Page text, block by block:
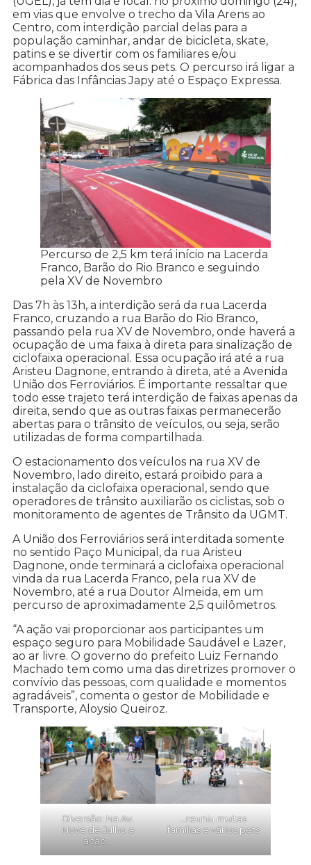
em vias que envolve o trecho da Vila Arens ao
Centro, com interdição parcial delas para a
população caminhar, andar de bicicleta, skate,
patins e se divertir com os familiares e/ou
acompanhados dos seus pets. O percurso irá ligar a
Fábrica das Infâncias Japy até o Espaço Expressa.
Percurso de 2,5 km terá início na Lacerda
Franco, Barão do Rio Branco e seguindo
pela XV de Novembro
Das 7h às 13h, a interdição será da rua Lacerda
Franco, cruzando a rua Barão do Rio Branco,
passando pela rua XV de Novembro, onde haverá a
ocupação de uma faixa à direta para sinalização de
ciclofaixa operacional. Essa ocupação irá até a rua
Aristeu Dagnone, entrando à direta, até a Avenida
União dos Ferroviários. É importante ressaltar que
todo esse trajeto terá interdição de faixas apenas da
direita, sendo que as outras faixas permanecerão
abertas para o trânsito de veículos, ou seja, serão
utilizadas de forma compartilhada.
O estacionamento dos veículos na rua XV de
Novembro, lado direito, estará proibido para a
instalação da ciclofaixa operacional, sendo que
operadores de trânsito auxiliarão os ciclistas, sob o
monitoramento de agentes de Trânsito da UGMT.
A União dos Ferroviários será interditada somente
no sentido Paço Municipal, da rua Aristeu
Dagnone, onde terminará a ciclofaixa operacional
vinda da rua Lacerda Franco, pela rua XV de
Novembro, até a rua Doutor Almeida, em um
percurso de aproximadamente 2,5 quilômetros.
“A ação vai proporcionar aos participantes um
espaço seguro para Mobilidade Saudável e Lazer,
ao ar livre. O governo do prefeito Luiz Fernando
Machado tem como uma das diretrizes promover o
convívio das pessoas, com qualidade e momentos
agradáveis”, comenta o gestor de Mobilidade e
Transporte, Aloysio Queiroz.
Diversão: Na Av.
Nove de Julho a
ação…
…reuniu muitas
famílias e vários pets